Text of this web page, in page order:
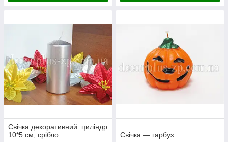
Свічка декоративний. циліндр
10*5 см, срібло
Свічка — гарбуз